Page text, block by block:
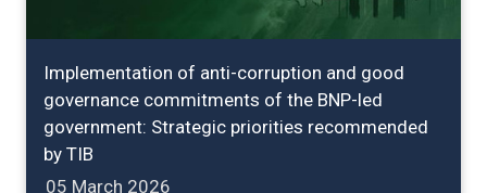
Implementation of anti-corruption and good
governance commitments of the BNP-led
government: Strategic priorities recommended
by TIB
05 March 2026